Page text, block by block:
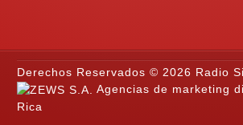
Derechos Reservados © 2026 Radio
Agencias de marketing
Rica